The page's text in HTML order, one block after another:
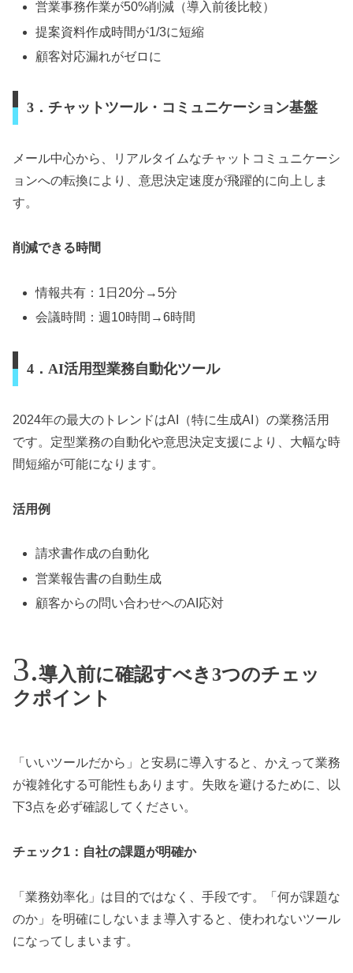
営業事務作業が50%削減（導入前後比較）
提案資料作成時間が1/3に短縮
顧客対応漏れがゼロに
3．チャットツール・コミュニケーション基盤
メール中心から、リアルタイムなチャットコミュニケーシ
ョンへの転換により、意思決定速度が飛躍的に向上しま
す。
削減できる時間
情報共有：1日20分→5分
会議時間：週10時間→6時間
4．AI活用型業務自動化ツール
2024年の最大のトレンドはAI（特に生成AI）の業務活用
です。定型業務の自動化や意思決定支援により、大幅な時
間短縮が可能になります。
活用例
請求書作成の自動化
営業報告書の自動生成
顧客からの問い合わせへのAI応対
導入前に確認すべき3つのチェッ
クポイント
「いいツールだから」と安易に導入すると、かえって業務
が複雑化する可能性もあります。失敗を避けるために、以
下3点を必ず確認してください。
チェック1：自社の課題が明確か
「業務効率化」は目的ではなく、手段です。「何が課題な
のか」を明確にしないまま導入すると、使われないツール
になってしまいます。